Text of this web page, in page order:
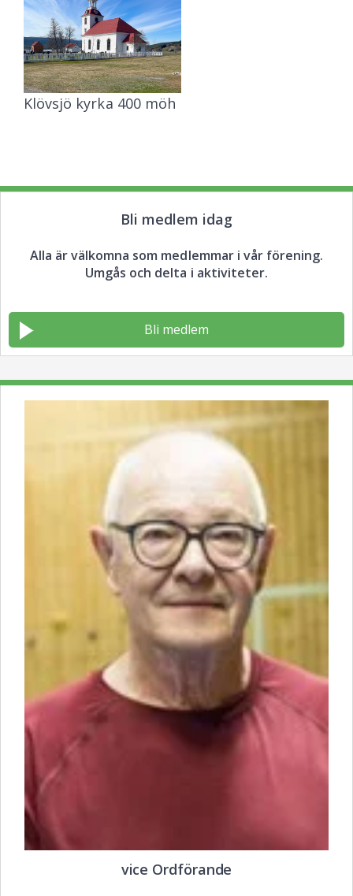
Klövsjö kyrka 400 möh
Bli medlem idag
Alla är välkomna som medlemmar i vår förening.
Umgås och delta i aktiviteter.
Bli medlem
vice Ordförande